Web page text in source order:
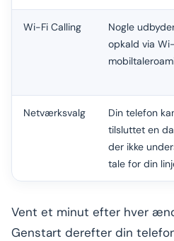
Wi-Fi Calling
Nogle
opkald via
Netværksvalg
Din telefon
tilsluttet en
der ikke
tale for din
Vent et minut efter hver
Genstart derefter din